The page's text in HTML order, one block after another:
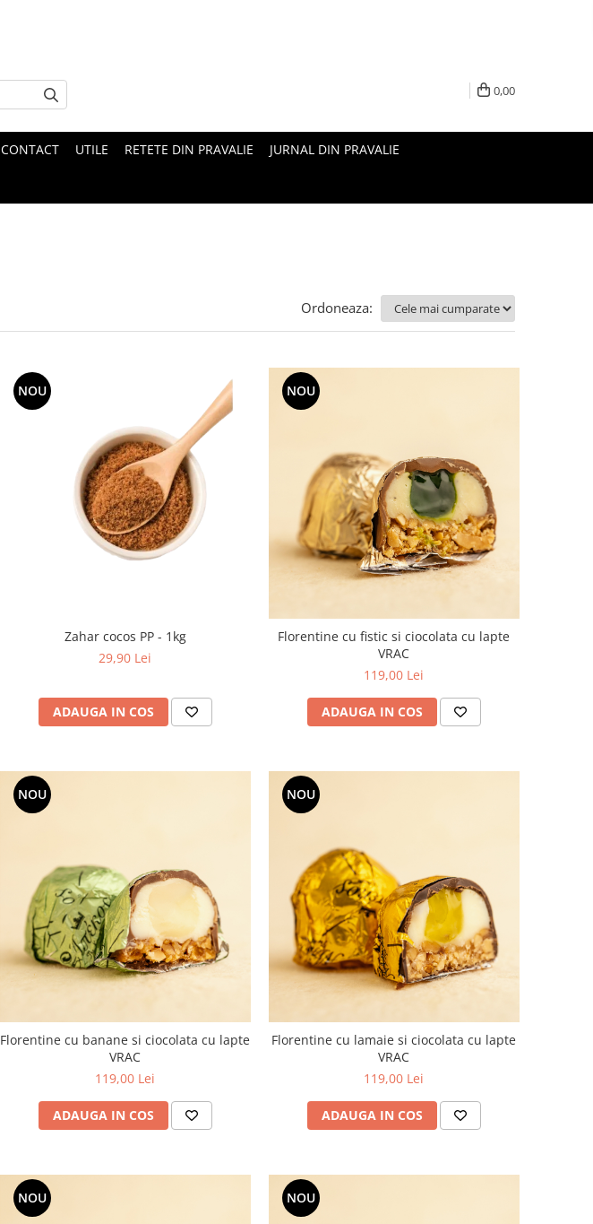
0,00
CONTACT UTILE RETETE DIN PRAVALIE JURNAL DIN PRAVALIE
Ordoneaza:
NOU
Zahar cocos PP - 1kg
29,90 Lei
ADAUGA IN COS
NOU
Florentine cu fistic si ciocolata cu lapte
VRAC
119,00 Lei
ADAUGA IN COS
NOU
Florentine cu banane si ciocolata cu lapte
VRAC
119,00 Lei
ADAUGA IN COS
NOU
Florentine cu lamaie si ciocolata cu lapte
VRAC
119,00 Lei
ADAUGA IN COS
NOU NOU